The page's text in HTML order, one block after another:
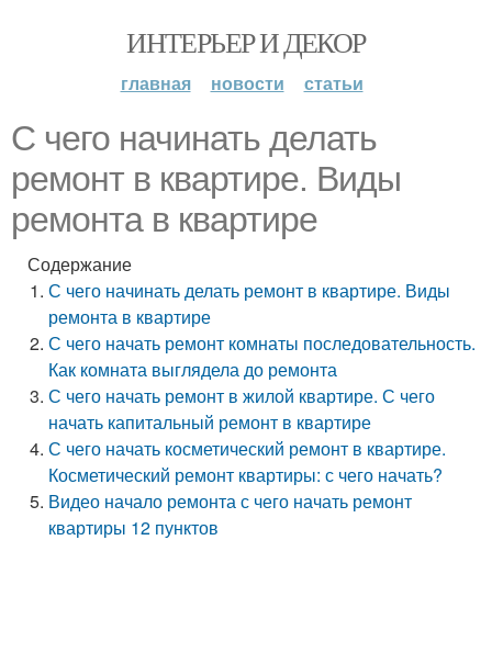
ИНТЕРЬЕР И ДЕКОР
главная новости статьи
С чего начинать делать
ремонт в квартире. Виды
ремонта в квартире
Содержание
С чего начинать делать ремонт в квартире. Виды
ремонта в квартире
С чего начать ремонт комнаты последовательность.
Как комната выглядела до ремонта
С чего начать ремонт в жилой квартире. С чего
начать капитальный ремонт в квартире
С чего начать косметический ремонт в квартире.
Косметический ремонт квартиры: с чего начать?
Видео начало ремонта с чего начать ремонт
квартиры 12 пунктов